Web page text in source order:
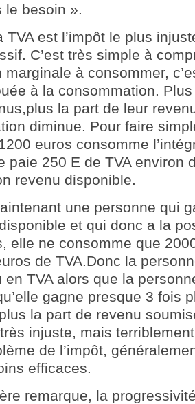
le besoin ».
TVA est l’impôt le plus
C’est très simple à
marginale à consommer,
à la consommation.
la part de leur
diminue. Pour faire
euros consomme
paie 250 E de TVA environ
revenu disponible.
une personne qui
et qui donc a la
elle ne consomme que
de TVA.Donc la
en TVA alors que la
gagne presque 3 fois
la part de revenu
injuste, mais
de l’impôt,
efficaces.
remarque, la